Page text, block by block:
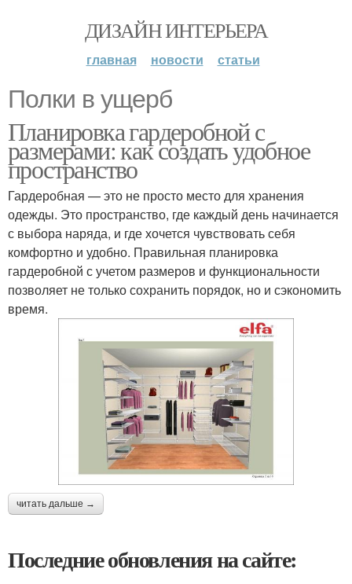
ДИЗАЙН ИНТЕРЬЕРА
главная новости статьи
Полки в ущерб
Планировка гардеробной с
размерами: как создать удобное
пространство
Гардеробная — это не просто место для хранения
одежды. Это пространство, где каждый день начинается
с выбора наряда, и где хочется чувствовать себя
комфортно и удобно. Правильная планировка
гардеробной с учетом размеров и функциональности
позволяет не только сохранить порядок, но и сэкономить
время.
читать дальше →
Последние обновления на сайте: